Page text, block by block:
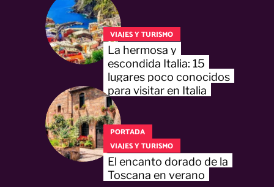
VIAJES Y TURISMO
La hermosa y
escondida Italia: 15
lugares poco conocidos
para visitar en Italia
PORTADA
VIAJES Y TURISMO
El encanto dorado de la
Toscana en verano